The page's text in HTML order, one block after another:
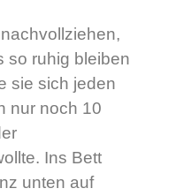
so ruhig bleiben
sie sich jeden
nur noch 10
Ins Bett
unten auf